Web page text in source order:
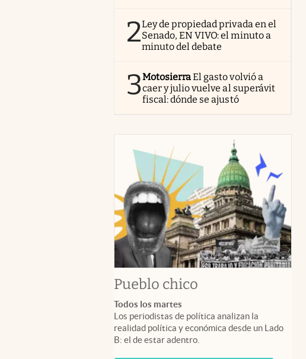
2Ley de propiedad privada en el
Senado, EN VIVO: el minuto a
minuto del debate
3MotosierraEl gasto volvió a
caer y julio vuelve al superávit
fiscal: dónde se ajustó
Pueblo chico
Todos los martes
Los periodistas de política analizan la
realidad política y económica desde un Lado
B: el de estar adentro.